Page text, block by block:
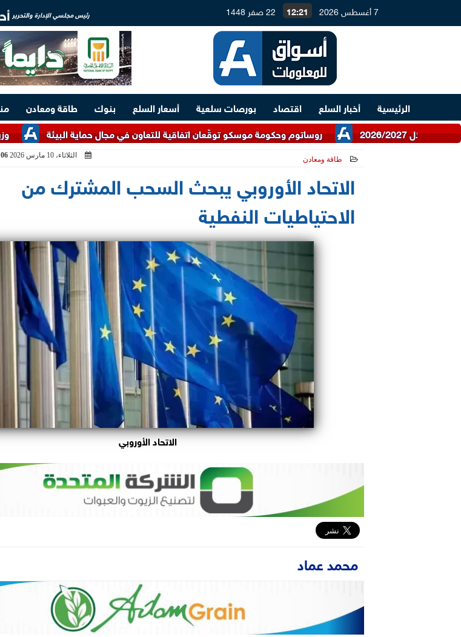
7 أغسطس 2026 12:21 22 صفر 1448 رئيس مجلسي الإدارة والتحرير
الرئيسية أخبار السلع اقتصاد بورصات سلعية أسعار السلع بنوك طاقة ومعادن
وزير روساتوم وحكومة موسكو توقّعان اتفاقية للتعاون في مجال حماية البيئة
طاقة ومعادن الثلاثاء، 10 مارس 2026
الاتحاد الأوروبي يبحث السحب المشترك من
الاحتياطيات النفطية
الاتحاد الأوروبي
محمد عماد